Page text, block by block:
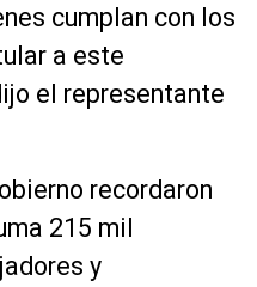
cumplan con los
a este
el representante
recordaron
215 mil
y